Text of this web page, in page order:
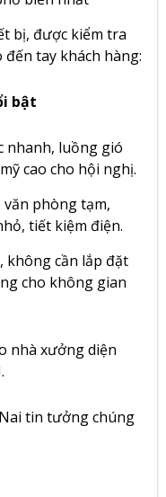
bị, được kiểm tra
tay khách hàng:
bật
nhanh, luồng gió
cao cho hội nghị.
văn phòng tạm,
tiết kiệm điện.
không cần lắp đặt
cho không gian
nhà xưởng diện
tin tưởng chúng